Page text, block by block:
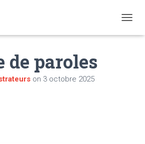
de paroles
on 3 octobre 2025